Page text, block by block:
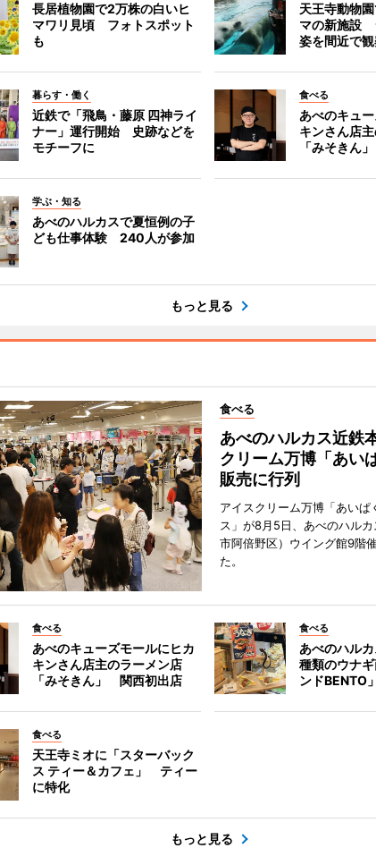
長居植物園で2万株の白いヒ
マワリ見頃 フォトスポット
も
天王寺動物
マの新施設
姿を間近で
暮らす・働く
近鉄で「飛鳥・藤原 四神ライ
ナー」運行開始 史跡などを
モチーフに
食べる
あべのキュ
キンさん店
「みそきん
学ぶ・知る
あべのハルカスで夏恒例の子
ども仕事体験 240人が参加
もっと見る
食べる
あべのハルカス近鉄
クリーム万博「あ
販売に行列
アイスクリーム万博「あいぱ
ス」が8月5日、あべのハル
市阿倍野区）ウイング館9階
た。
食べる
あべのキューズモールにヒカ
キンさん店主のラーメン店
「みそきん」 関西初出店
食べる
あべのハル
種類のウナ
ンドBENTO
食べる
天王寺ミオに「スターバック
ス ティー＆カフェ」 ティー
に特化
もっと見る